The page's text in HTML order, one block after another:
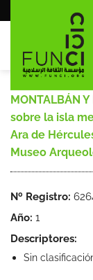
al
MONTALBÁN
sobre la isla
Ara de
Museo
Nº Registro:
Año: 1
Descriptores:
Sin